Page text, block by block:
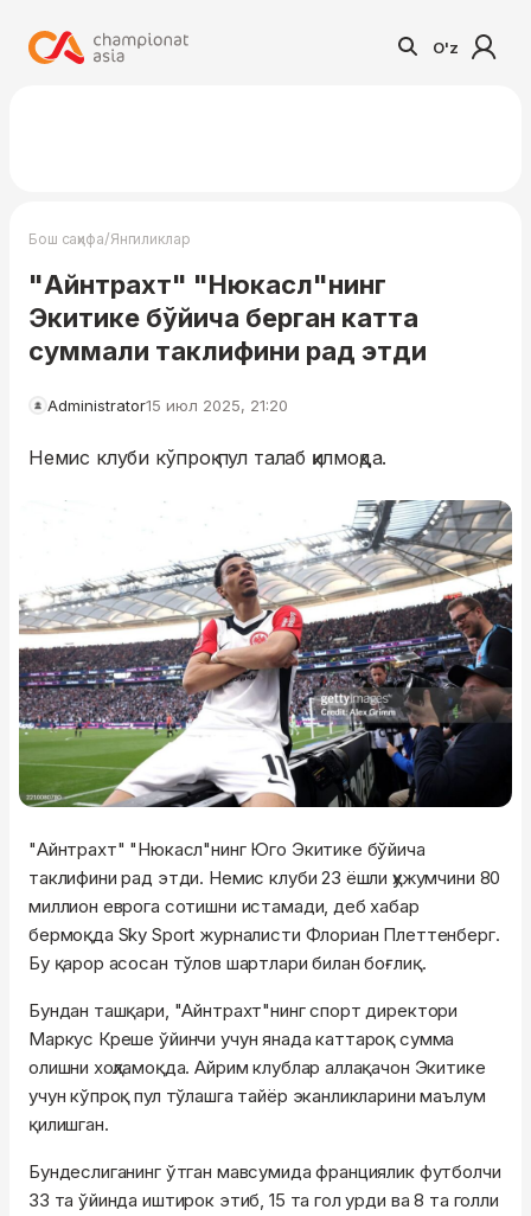
O'z
Бош саҳифа/Янгиликлар
"Айнтрахт" "Нюкасл"нинг
Экитике бўйича берган катта
суммали таклифини рад этди
Administrator15 июл 2025, 21:20
Немис клуби кўпроқ пул талаб қилмоқда.
"Айнтрахт" "Нюкасл"нинг Юго Экитике бўйича
таклифини рад этди. Немис клуби 23 ёшли ҳужумчини 80
миллион еврога сотишни истамади, деб хабар
бермоқда Sky Sport журналисти Флориан Плеттенберг.
Бу қарор асосан тўлов шартлари билан боғлиқ.
Бундан ташқари, "Айнтрахт"нинг спорт директори
Маркус Креше ўйинчи учун янада каттароқ сумма
олишни хоҳламоқда. Айрим клублар аллақачон Экитике
учун кўпроқ пул тўлашга тайёр эканликларини маълум
қилишган.
Бундеслиганинг ўтган мавсумида франциялик футболчи
33 та ўйинда иштирок этиб, 15 та гол урди ва 8 та голли